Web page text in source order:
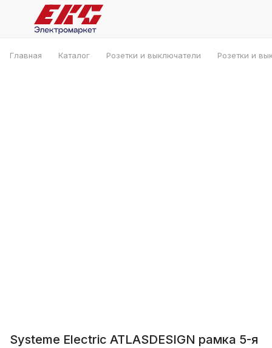
Главная Каталог Розетки и выключатели Розетки и
Systeme Electric ATLASDESIGN рамка 5-я